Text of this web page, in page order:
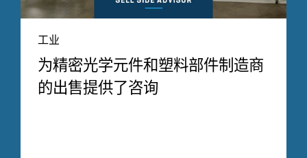
工业
为精密光学元件和塑料部件制造商
的出售提供了咨询